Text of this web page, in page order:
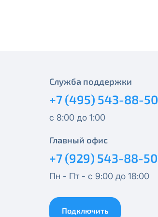
Служба поддержки
+7 (495) 543-88-50
с 8:00 до 1:00
Главный офис
+7 (929) 543-88-50
Пн - Пт - с 9:00 до 18:00
Подключить
МойДом200
Спутник 200
МойДом300
Эксклюзив